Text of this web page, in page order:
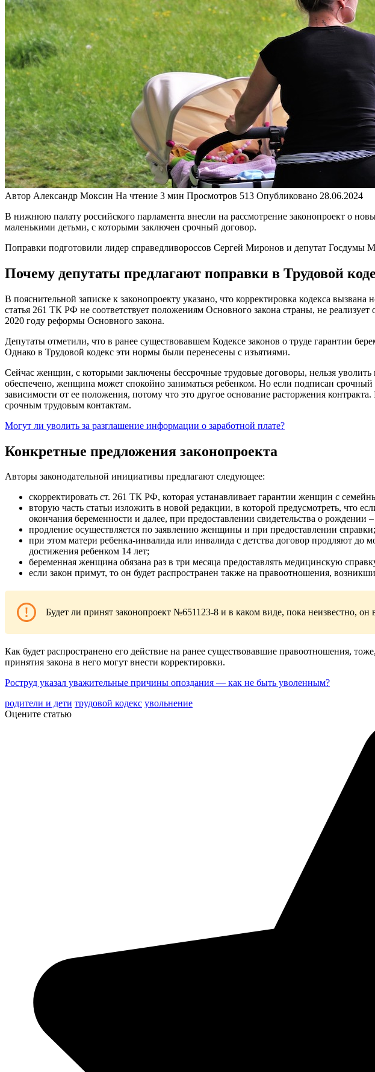
Автор Александр Моксин На чтение 3 мин Просмотров 513 Опубликовано 28.06.2024
В нижнюю палату российского парламента внесли на рассмотрение законопроект о
маленькими детьми, с которыми заключен срочный договор.
Поправки подготовили лидер справедливороссов Сергей Миронов и депутат Госдумы
Почему депутаты предлагают поправки в Трудовой
В пояснительной записке к законопроекту указано, что корректировка кодекса
статья 261 ТК РФ не соответствует положениям Основного закона страны, не
2020 году реформы Основного закона.
Депутаты отметили, что в ранее существовавшем Кодексе законов о труде
Однако в Трудовой кодекс эти нормы были перенесены с изъятиями.
Сейчас женщин, с которыми заключены бессрочные трудовые договоры, нельзя уволить
обеспечено, женщина может спокойно заниматься ребенком. Но если подписан срочный
зависимости от ее положения, потому что это другое основание расторжения
срочным трудовым контактам.
Могут ли уволить за разглашение информации о заработной плате?
Конкретные предложения законопроекта
Авторы законодательной инициативы предлагают следующее:
скорректировать ст. 261 ТК РФ, которая устанавливает гарантии женщин с
вторую часть статьи изложить в новой редакции, в которой предусмотреть, что
окончания беременности и далее, при предоставлении свидетельства о рождении
продление осуществляется по заявлению женщины и при предоставлении справки;
при этом матери ребенка-инвалида или инвалида с детства договор продляют
достижения ребенком 14 лет;
беременная женщина обязана раз в три месяца предоставлять медицинскую
если закон примут, то он будет распространен также на правоотношения,
Будет ли принят законопроект №651123-8 и в каком виде, пока неизвестно,
Как будет распространено его действие на ранее существовавшие правоотношения,
принятия закона в него могут внести корректировки.
Роструд указал уважительные причины опоздания — как не быть уволенным?
родители и дети трудовой кодекс увольнение
Оцените статью